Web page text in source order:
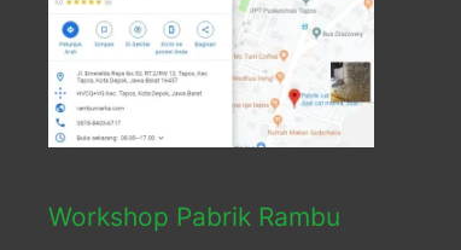
Workshop Pabrik Rambu